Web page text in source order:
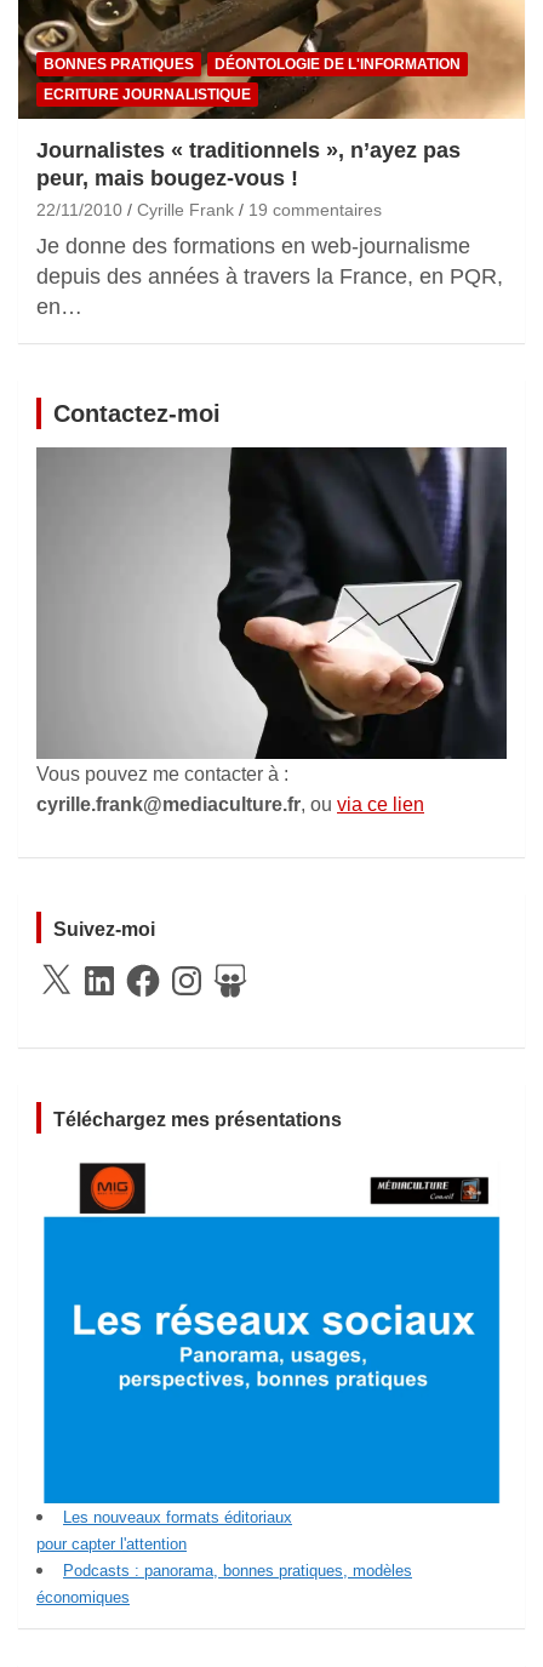
BONNES PRATIQUES
DÉONTOLOGIE DE L'INFORMATION
ECRITURE JOURNALISTIQUE
Journalistes « traditionnels », n’ayez pas
peur, mais bougez-vous !
22/11/2010 Cyrille Frank 19 commentaires
Je donne des formations en web-journalisme
depuis des années à travers la France, en PQR,
en…
Contactez-moi
Vous pouvez me contacter à :
cyrille.frank@mediaculture.fr, ou via ce lien
Suivez-moi
X
LinkedInFacebookInstagramSlideShare
Téléchargez mes présentations
Les nouveaux formats éditoriaux
pour capter l'attention
Podcasts : panorama, bonnes pratiques, modèles
économiques